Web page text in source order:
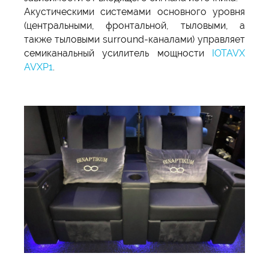
Акустическими системами основного уровня
(центральными, фронтальной, тыловыми, а
также тыловыми surround-каналами) управляет
семиканальный усилитель мощности IOTAVX
AVXP1.